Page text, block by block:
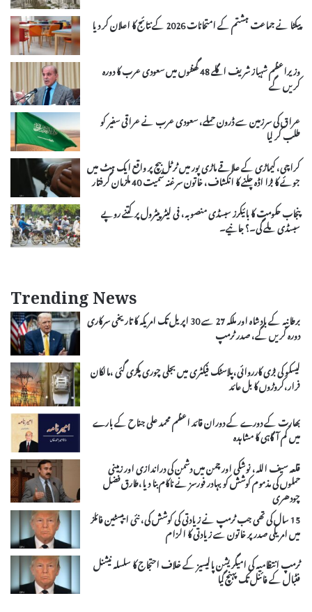
پیکٹا نے جماعت ہشتم کے امتحانات 2026 کے نتائج کا اعلان کر دیا
وزیراعظم شہباز شریف اگلے 48 گھنٹوں میں سعودی عرب کا دورہ
کریں گے
عراق کی سرزمین سے ڈرون حملے، سعودی عرب نے عراقی سفیر کو
طلب کر لیا
کراچی، کیماڑی کے علاقے ماڑی پور میں ٹرٹل بیچ پر واقع ایک ہٹ میں
جوئے کا بڑا اڈہ چلنے کا انکشاف، خاتون سرغنہ سمیت 40 ملزمان گرفتار
پنجاب حکومت کا بائیکرز سبسڈی منصوبہ، فی لیٹر پیٹرول پر کتنے روپے
سبسڈی ملے گی۔؟ جانیے۔
Trending News
برطانیہ کے بادشاہ اور ملکہ 27 سے 30 اپریل تک امریکہ کا تاریخی سرکاری
دورہ کریں گے، صدر ٹرمپ
لیسکو کی بڑی کارروائی،پلاسٹک فیکٹری میں بجلی چوری پکڑی گئی ،مالکان
فرار،کروڑوں کا بل عائد
بھارت کے دورے کے دوران قائد اعظم محمد علی جناح کے بارے
میں کم آگاہی کا مشاہدہ
قلعہ سیف اللہ، نوشکی اور چمن میں دشمن کی دراندازی اور زمینی
حملوں کی مذموم کوشش کو بہادر فورسز نے ناکام بنا دیا،طارق فضل
چودھری
15 سال کی تھی جب ٹرمپ نے زیادتی کی کوشش کی، نئی ایپسٹین فائلز
میں امریکی صدر پر خاتون سے زیادتی کا الزام
ٹرمپ انتظامیہ کی امیگریشن پالیسیز کے خلاف احتجاج کا سلسلہ نیشنل
فٹبال کے فائنل تک پہنچ گیا